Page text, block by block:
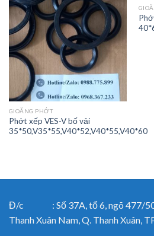
GIOĂNG PHỚT
Phớt xếp VES-V bố vải
35*50,V35*55,V40*52,V40*55,V40*60
Đ/c : Số 37A, tổ 6, ngõ 477/50
Thanh Xuân Nam, Q. Thanh Xuân,